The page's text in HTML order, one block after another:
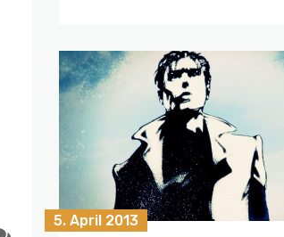
5. April 2013